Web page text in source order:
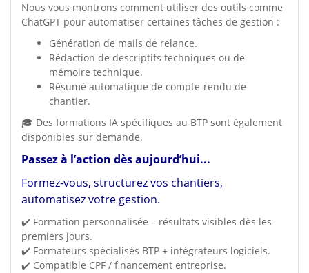
Nous vous montrons comment utiliser des outils comme
ChatGPT pour automatiser certaines tâches de gestion :
Génération de mails de relance.
Rédaction de descriptifs techniques ou de
mémoire technique.
Résumé automatique de compte-rendu de
chantier.
🎓 Des formations IA spécifiques au BTP sont également
disponibles sur demande.
Passez à l’action dès aujourd’hui...
Formez-vous, structurez vos chantiers,
automatisez votre gestion.
✔️ Formation personnalisée – résultats visibles dès les
premiers jours.
✔️ Formateurs spécialisés BTP + intégrateurs logiciels.
✔️ Compatible CPF / financement entreprise.